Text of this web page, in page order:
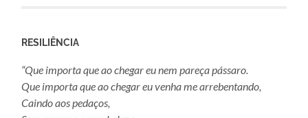
RESILIÊNCIA
“Que importa que ao chegar eu nem pareça pássaro.
Que importa que ao chegar eu venha me arrebentando,
Caindo aos pedaços,